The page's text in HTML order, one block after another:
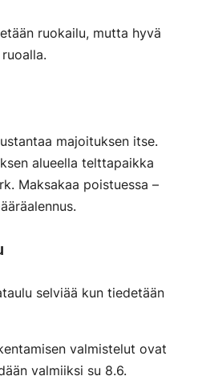
ruokailu, mutta hyvä
majoituksen itse.
alueella telttapaikka
Maksakaa poistuessa –
selviää kun tiedetään
valmistelut ovat
valmiiksi su 8.6.